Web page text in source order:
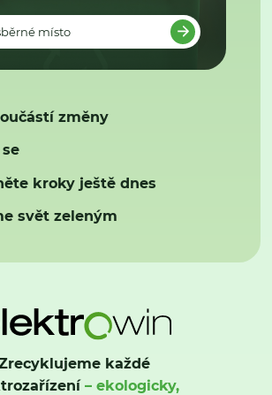
místo
změny
kroky ještě dnes
svět zeleným
každé
– ekologicky,